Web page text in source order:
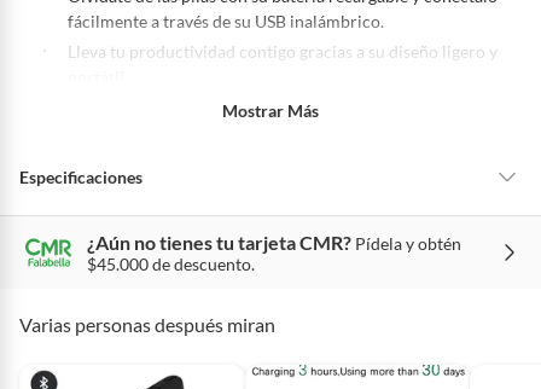
deportivas.
Para conocer más sobre el derecho de retracto y nuestra política de
fácilmente a través de su USB inalámbrico.
Lleva tu productividad contigo gracias a su diseño ligero y
Instalación instantánea Plug and Play: ¡Conéctalo y
Mostrar Más
Especificaciones
Tipo Mouse
Modo de fabricación Industrial
¿Aún no tienes tu tarjeta CMR? Pídela y obtén
$45.000 de descuento.
Varias personas después miran